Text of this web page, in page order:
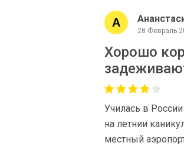
28 Февраль
Хорошо
Училась в
на летнии
местный